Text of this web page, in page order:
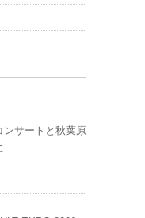
ンサートと秋葉原